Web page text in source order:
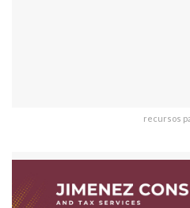
recursos